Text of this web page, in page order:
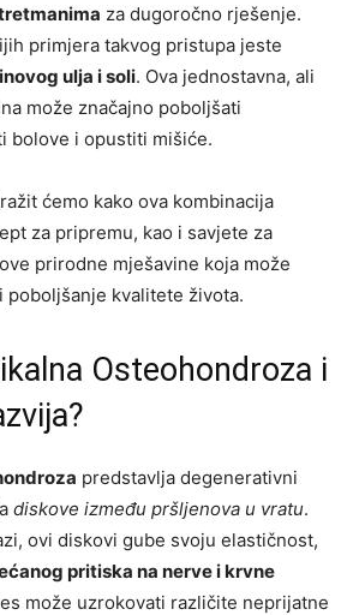
za dugoročno rješenje.
primjera takvog pristupa jeste
ulja i soli. Ova jednostavna, ali
može značajno poboljšati
bolove i opustiti mišiće.
ćemo kako ova kombinacija
za pripremu, kao i savjete za
prirodne mješavine koja može
poboljšanje kvalitete života.
Osteohondroza i
predstavlja degenerativni
diskove između pršljenova u vratu.
ovi diskovi gube svoju elastičnost,
pritiska na nerve i krvne
može uzrokovati različite neprijatne